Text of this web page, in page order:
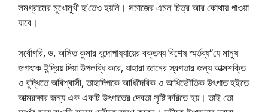
সমগ্রামের মুখােমুখী হ’তেও হয়নি। সমাজের এমন চিত্র আর কোথায় পাওয়া
যাবে।
সর্বোপরি, ড. অসিত কুমার বন্দোপাধ্যায়ের বক্তব্য বিশেষ স্মর্তব্য“যে মানুষ
জগৎকে ইন্দ্রিয় দিয়া উপলব্ধি করে, যাহারা জ্ঞানের স্বল্পতার জন্য আত্মশক্তি
ও বুদ্ধিতে অবিশ্বাসী, তাহাদিগকে আধিদৈবিক ও আধিভৌতিক উৎপাত হইতে
আত্মরক্ষার জন্য এক একটি উৎপাতের দেবতা সৃষ্টি করিতে হয়। তাই তো